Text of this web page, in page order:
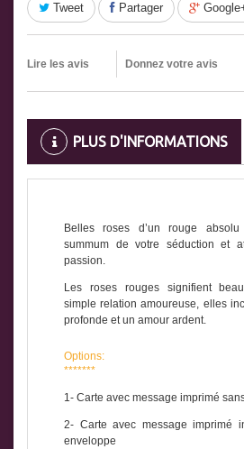
Tweet Partager
Lire les avis Donnez votre avis
PLUS D'INFORMATIONS
Belles roses d’un rouge
summum de votre séduction et
passion.
Les roses rouges signifient
simple relation amoureuse, elles
profonde et un amour ardent.
Options:
*******
1- Carte avec message imprimé
2- Carte avec message imprimé
enveloppe